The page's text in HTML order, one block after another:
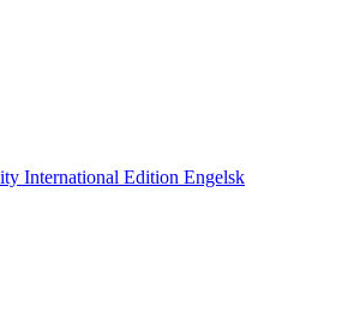
International Edition Engelsk